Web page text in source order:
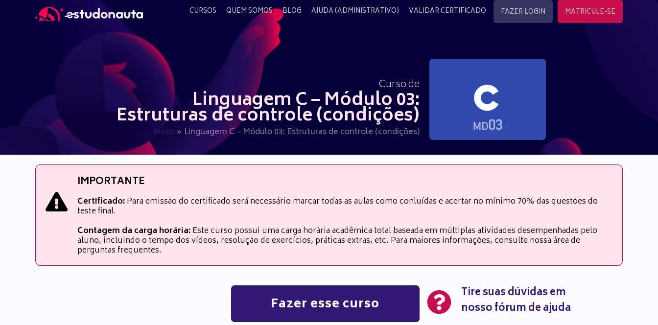
CURSOS QUEM SOMOS BLOG AJUDA (ADMINISTRATIVO) VALIDAR CERTIFICADO FAZER LOGIN MATRICULE-SE
Curso de
Linguagem C – Módulo 03:
Estruturas de controle (condições)
Início Linguagem C – Módulo 03: Estruturas de controle (condições)
IMPORTANTE
Certificado:Para emissão do certificado será necessário marcar todas as aulas como conluídas e acertar no mínimo 70% das questões do
teste final.
Contagem da carga horária:Este curso possui uma carga horária acadêmica total baseada em múltiplas atividades desempenhadas pelo
aluno, incluindo o tempo dos vídeos, resolução de exercícios, práticas extras, etc. Para maiores informações, consulte nossa área de
perguntas frequentes.
Fazer esse curso
Tire suas dúvidas em
nosso fórum de ajuda